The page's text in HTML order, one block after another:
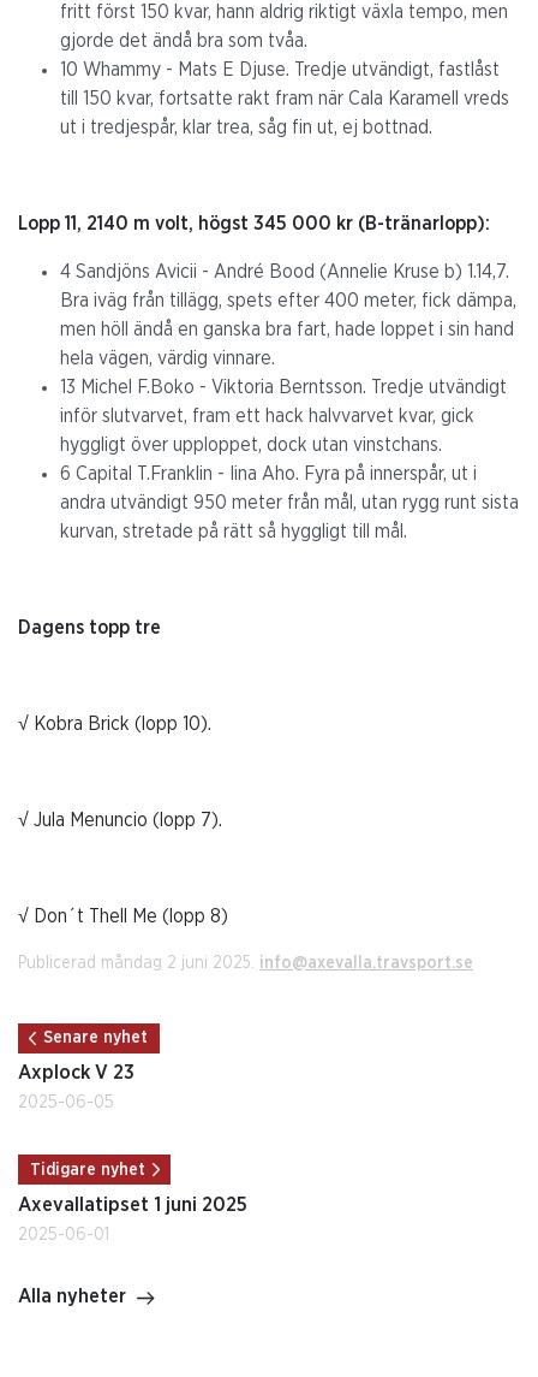
fritt först 150 kvar, hann aldrig riktigt växla tempo, men
gjorde det ändå bra som tvåa.
10 Whammy - Mats E Djuse. Tredje utvändigt, fastlåst
till 150 kvar, fortsatte rakt fram när Cala Karamell vreds
ut i tredjespår, klar trea, såg fin ut, ej bottnad.
Lopp 11, 2140 m volt, högst 345 000 kr (B-tränarlopp):
4 Sandjöns Avicii - André Bood (Annelie Kruse b) 1.14,7.
Bra iväg från tillägg, spets efter 400 meter, fick dämpa,
men höll ändå en ganska bra fart, hade loppet i sin hand
hela vägen, värdig vinnare.
13 Michel F.Boko - Viktoria Berntsson. Tredje utvändigt
inför slutvarvet, fram ett hack halvvarvet kvar, gick
hyggligt över upploppet, dock utan vinstchans.
6 Capital T.Franklin - Iina Aho. Fyra på innerspår, ut i
andra utvändigt 950 meter från mål, utan rygg runt sista
kurvan, stretade på rätt så hyggligt till mål.
Dagens topp tre
√ Kobra Brick (lopp 10).
√ Jula Menuncio (lopp 7).
√ Don´t Thell Me (lopp 8)
Publicerad måndag 2 juni 2025. info@axevalla.travsport.se
Senare nyhet
Axplock V 23
2025-06-05
Tidigare nyhet
Axevallatipset 1 juni 2025
2025-06-01
Alla nyheter